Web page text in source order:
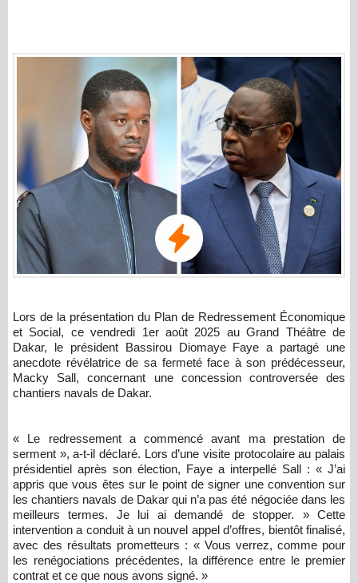
Lors de la présentation du Plan de Redressement Économique
et Social, ce vendredi 1er août 2025 au Grand Théâtre de
Dakar, le président Bassirou Diomaye Faye a partagé une
anecdote révélatrice de sa fermeté face à son prédécesseur,
Macky Sall, concernant une concession controversée des
chantiers navals de Dakar.
« Le redressement a commencé avant ma prestation de
serment », a-t-il déclaré. Lors d’une visite protocolaire au palais
présidentiel après son élection, Faye a interpellé Sall : « J’ai
appris que vous êtes sur le point de signer une convention sur
les chantiers navals de Dakar qui n’a pas été négociée dans les
meilleurs termes. Je lui ai demandé de stopper. » Cette
intervention a conduit à un nouvel appel d’offres, bientôt finalisé,
avec des résultats prometteurs : « Vous verrez, comme pour
les renégociations précédentes, la différence entre le premier
contrat et ce que nous avons signé. »